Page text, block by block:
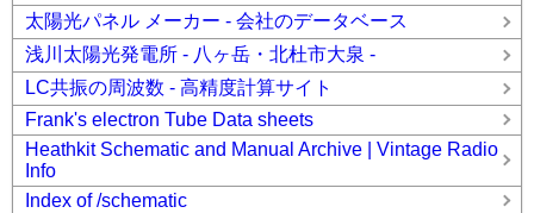
太陽光パネル メーカー - 会社のデータベース
浅川太陽光発電所 - 八ヶ岳・北杜市大泉 -
LC共振の周波数 - 高精度計算サイト
Frank's electron Tube Data sheets
Heathkit Schematic and Manual Archive | Vintage Radio
Info
Index of /schematic